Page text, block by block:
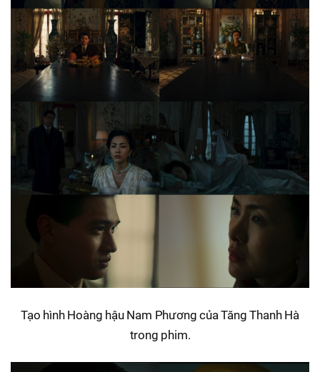
Tạo hình Hoàng hậu Nam Phương của Tăng Thanh Hà
trong phim.